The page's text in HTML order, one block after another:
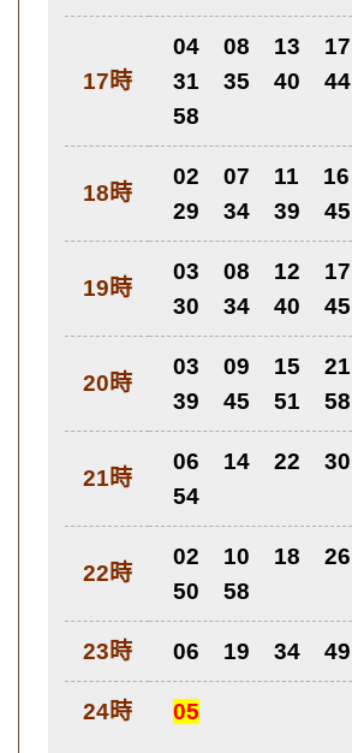
17時
04 08 13 17
31
35 40 44
58
18時
02 07 11 16
29
34 39 45
19時
03 08 12 17
30
34 40 45
20時
03 09 15 21
39
45 51 58
21時
06 14 22 30
54
22時
02 10 18 26
50
58
23時 06 19 34 49
24時 05